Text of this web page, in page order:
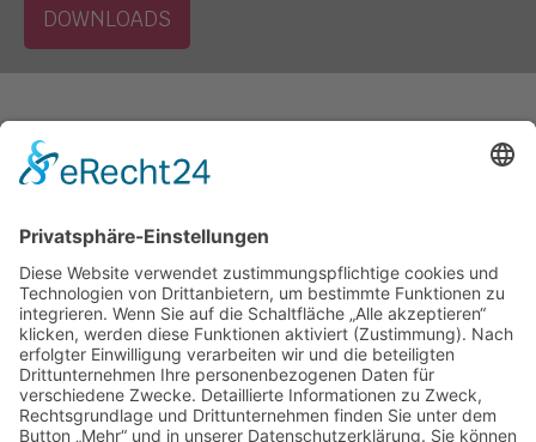
DOWNLOADS
Kontakt
Ugeavisen Sydslesvig
Norderstr. 76
24939 Flensborg
+49 461 144 08 0
redaktionen@ugeavisen-sydslesvig.de